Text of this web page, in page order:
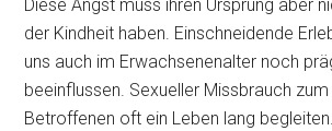
Diese Angst muss ihren Ursprung aber
der Kindheit haben. Einschneidende
uns auch im Erwachsenenalter noch
beeinflussen. Sexueller Missbrauch
Betroffenen oft ein Leben lang begleiten.